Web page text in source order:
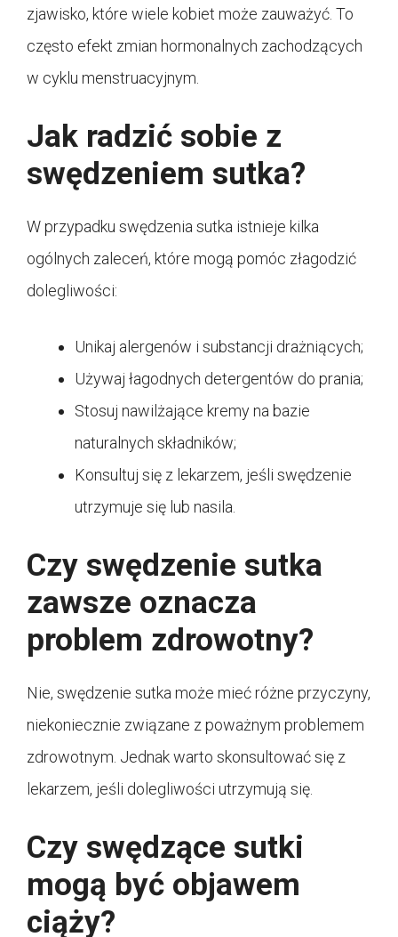
zjawisko, które wiele kobiet może zauważyć. To
często efekt zmian hormonalnych zachodzących
w cyklu menstruacyjnym.
Jak radzić sobie z
swędzeniem sutka?
W przypadku swędzenia sutka istnieje kilka
ogólnych zaleceń, które mogą pomóc złagodzić
dolegliwości:
Unikaj alergenów i substancji drażniących;
Używaj łagodnych detergentów do prania;
Stosuj nawilżające kremy na bazie
naturalnych składników;
Konsultuj się z lekarzem, jeśli swędzenie
utrzymuje się lub nasila.
Czy swędzenie sutka
zawsze oznacza
problem zdrowotny?
Nie, swędzenie sutka może mieć różne przyczyny,
niekoniecznie związane z poważnym problemem
zdrowotnym. Jednak warto skonsultować się z
lekarzem, jeśli dolegliwości utrzymują się.
Czy swędzące sutki
mogą być objawem
ciąży?